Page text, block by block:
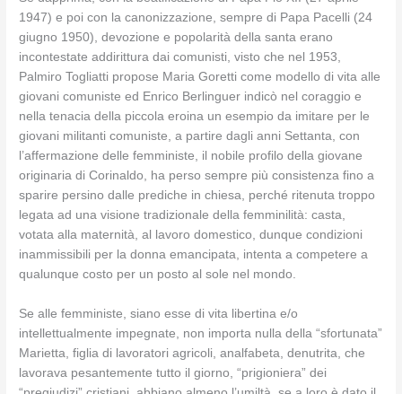
1947) e poi con la canonizzazione, sempre di Papa Pacelli (24
giugno 1950), devozione e popolarità della santa erano
incontestate addirittura dai comunisti, visto che nel 1953,
Palmiro Togliatti propose Maria Goretti come modello di vita alle
giovani comuniste ed Enrico Berlinguer indicò nel coraggio e
nella tenacia della piccola eroina un esempio da imitare per le
giovani militanti comuniste, a partire dagli anni Settanta, con
l’affermazione delle femministe, il nobile profilo della giovane
originaria di Corinaldo, ha perso sempre più consistenza fino a
sparire persino dalle prediche in chiesa, perché ritenuta troppo
legata ad una visione tradizionale della femminilità: casta,
votata alla maternità, al lavoro domestico, dunque condizioni
inammissibili per la donna emancipata, intenta a competere a
qualunque costo per un posto al sole nel mondo.
Se alle femministe, siano esse di vita libertina e/o
intellettualmente impegnate, non importa nulla della “sfortunata”
Marietta, figlia di lavoratori agricoli, analfabeta, denutrita, che
lavorava pesantemente tutto il giorno, “prigioniera” dei